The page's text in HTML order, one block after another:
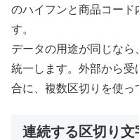
のハイフンと商品コード
す。
データの用途が同じな
統一します。外部から
合に、複数区切りを使っ
連続する区切り文